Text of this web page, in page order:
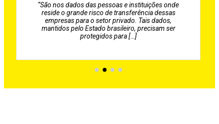
“São nos dados das pessoas e instituições onde
reside o grande risco de transferência dessas
empresas para o setor privado. Tais dados,
mantidos pelo Estado brasileiro, precisam ser
protegidos para […]